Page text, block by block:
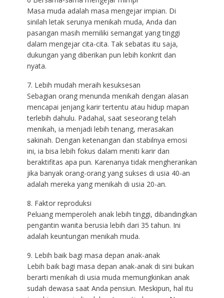
Masa muda adalah masa mengejar impian. Di
sinilah letak serunya menikah muda, Anda dan
pasangan masih memiliki semangat yang tinggi
dalam mengejar cita-cita. Tak sebatas itu saja,
dukungan yang diberikan pun lebih konkrit dan
nyata.
7. Lebih mudah meraih kesuksesan
Sebagian orang menunda menikah dengan alasan
mencapai jenjang karir tertentu atau hidup mapan
terlebih dahulu. Padahal, saat seseorang telah
menikah, ia menjadi lebih tenang, merasakan
sakinah. Dengan ketenangan dan stabilnya emosi
ini, ia bisa lebih fokus dalam meniti karir dan
beraktifitas apa pun. Karenanya tidak mengherankan
jika banyak orang-orang yang sukses di usia 40-an
adalah mereka yang menikah di usia 20-an.
8. Faktor reproduksi
Peluang memperoleh anak lebih tinggi, dibandingkan
pengantin wanita berusia lebih dari 35 tahun. Ini
adalah keuntungan menikah muda.
9. Lebih baik bagi masa depan anak-anak
Lebih baik bagi masa depan anak-anak di sini bukan
berarti menikah di usia muda memungkinkan anak
sudah dewasa saat Anda pensiun. Meskipun, hal itu